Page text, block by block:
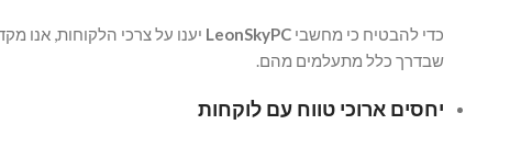
כדי להבטיח כי מחשבי LeonSkyPC יענו על צרכי הלקוחות, אנו
שבדרך כלל מתעלמים מהם.
יחסים ארוכי טווח עם לוקחות